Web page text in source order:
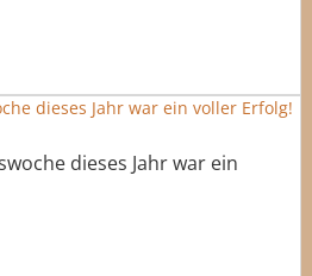
dieses Jahr war ein